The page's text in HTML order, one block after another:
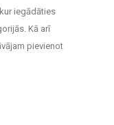
iegādāties
Kā arī
pievienot